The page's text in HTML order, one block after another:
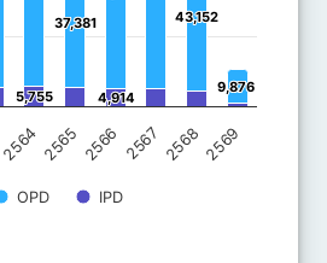
37,381
37,381
43,152
43,152
9,876
9,876
5,755
5,755 4,914
4,914
OPD IPD
2564 2565 2566 2567 2568 2569